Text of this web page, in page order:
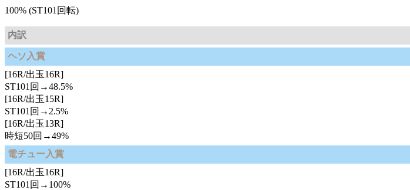
100% (ST101回転)
内訳
ヘソ入賞
[16R/出玉16R]
ST101回→48.5%
[16R/出玉15R]
ST101回→2.5%
[16R/出玉13R]
時短50回→49%
電チュー入賞
[16R/出玉16R]
ST101回→100%